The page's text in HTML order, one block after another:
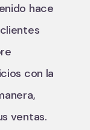
hace
con la
ventas.